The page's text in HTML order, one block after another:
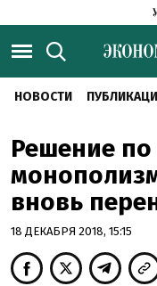
НОВОСТИ
Решение по
вновь
18 ДЕКАБРЯ 2018, 15:15